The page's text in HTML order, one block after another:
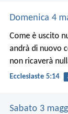
Domenica 4
Come è uscito
andrà di nuovo
non ricaverà
Ecclesiaste 5:14
Sabato 3